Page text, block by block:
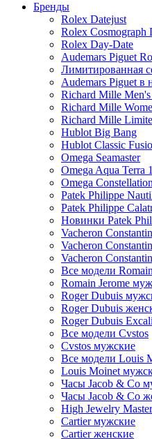
Бренды
Rolex Datejust
Rolex Cosmograph
Rolex Day-Date
Audemars Piguet
Лимитированная
Audemars Piguet в
Richard Mille
Richard Mille
Richard Mille
Hublot Big Bang
Hublot Classic
Omega Seamaster
Omega Aqua Terra
Omega Constellation
Patek Philippe
Patek Philippe
Новинки Patek
Vacheron
Vacheron
Vacheron
Все модели
Romain Jerome
Roger Dubuis
Roger Dubuis
Roger Dubuis
Все модели Cvstos
Cvstos мужские
Все модели Louis
Louis Moinet
Часы Jacob & Co
Часы Jacob & Co
High Jewelry
Cartier мужские
Cartier женские